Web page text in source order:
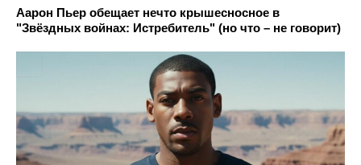
Аарон Пьер обещает нечто крышесносное в
"Звёздных войнах: Истребитель" (но что – не говорит)